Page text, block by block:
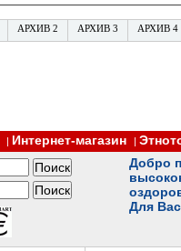
АРХИВ 2 АРХИВ 3 АРХИВ 4
| Интернет-магазин |
Добро
Для